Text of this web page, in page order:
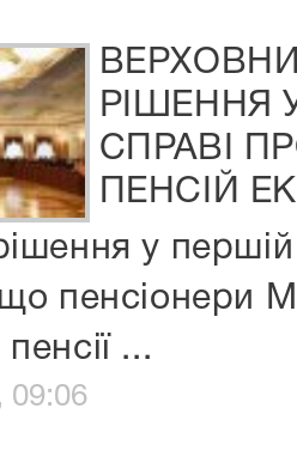
РІШЕННЯ
СПРАВІ
ПЕНСІЙ
у першій
пенсіонери
...
09:06